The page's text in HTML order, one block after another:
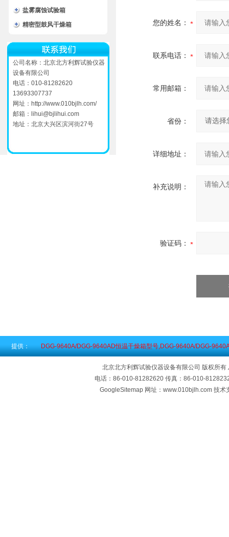
盐雾腐蚀试验箱
精密型鼓风干燥箱
公司名称：北京北方利辉试验仪器
设备有限公司
电话：010-81282620
13693307737
网址： http://www.010bjlh.com/
邮箱： lihui@bjlihui.com
地址：北京大兴区滨河街27号
您的姓名：
联系电话：
常用邮箱：
省份：
详细地址：
补充说明：
验证码：
提供： DGG-9640A/DGG-9640AD恒温干燥箱型号,DGG-9640A/DGG-
北京北方利辉试验仪器设备有限公司 版权所有
电话：86-010-81282620 传真：86-010-
GoogleSitemap 网址：www.010bjlh.com 技